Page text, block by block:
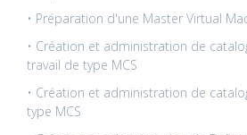
• Préparation d'une Master Virtual
• Création et administration de
travail de type MCS
• Création et administration de
type MCS